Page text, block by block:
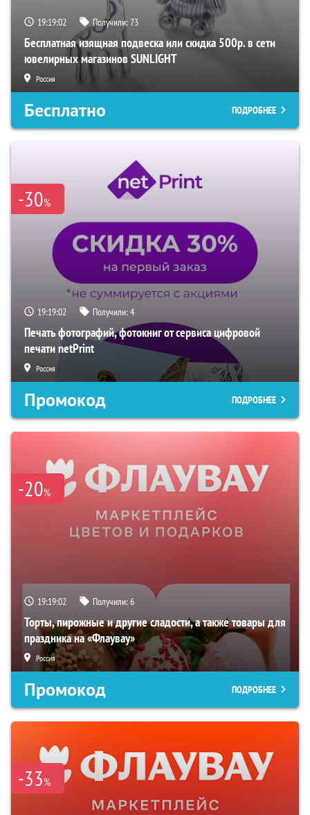
19:19:01 Получили:73
Бесплатная изящная подвеска или скидка 500р. в сети
ювелирных магазинов SUNLIGHT
Россия
Бесплатно ПОДРОБНЕЕ
-30%
19:19:01 Получили:4
Печать фотографий, фотокниг от сервиса цифровой
печати netPrint
Россия
Промокод ПОДРОБНЕЕ
-20%
19:19:01 Получили:6
Торты, пирожные и другие сладости, а также товары для
праздника на «Флаувау»
Россия
Промокод ПОДРОБНЕЕ
-33%